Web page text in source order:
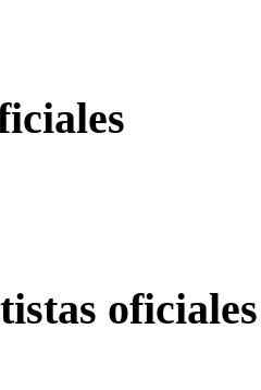
oficiales